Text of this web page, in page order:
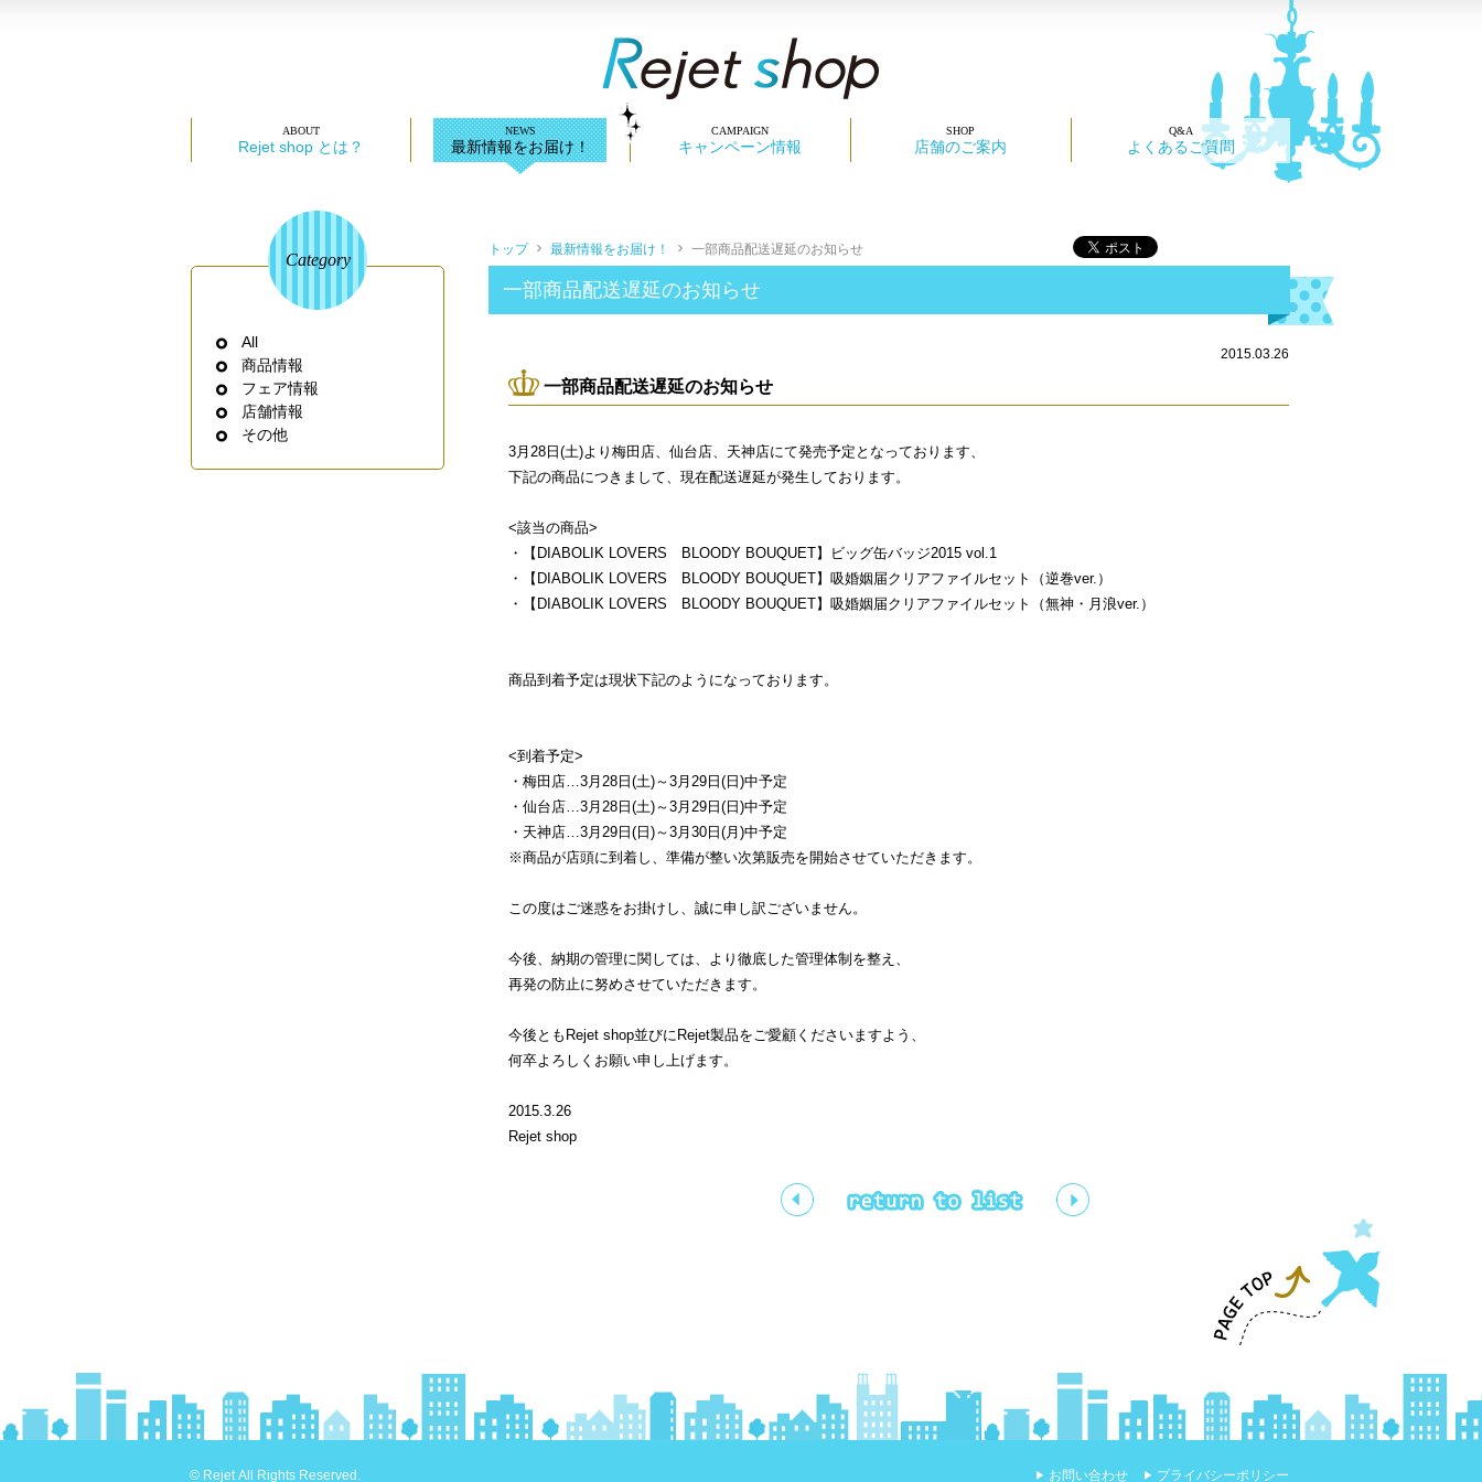
Rejet shop とは？ 最新情報をお届け！ キャンペーン情報 店舗のご案内 よくあるご質問
Category
All
商品情報
フェア情報
店舗情報
その他
トップ 最新情報をお届け！ 一部商品配送遅延のお知らせ
一部商品配送遅延のお知らせ
2015.03.26
一部商品配送遅延のお知らせ
3月28日(土)より梅田店、仙台店、天神店にて発売予定となっております、
下記の商品につきまして、現在配送遅延が発生しております。
<該当の商品>
・【DIABOLIK LOVERS BLOODY BOUQUET】ビッグ缶バッジ2015 vol.1
・【DIABOLIK LOVERS BLOODY BOUQUET】吸婚姻届クリアファイルセット（逆巻ver.）
・【DIABOLIK LOVERS BLOODY BOUQUET】吸婚姻届クリアファイルセット（無神・月浪ver.）
商品到着予定は現状下記のようになっております。
<到着予定>
・梅田店…3月28日(土)～3月29日(日)中予定
・仙台店…3月28日(土)～3月29日(日)中予定
・天神店…3月29日(日)～3月30日(月)中予定
※商品が店頭に到着し、準備が整い次第販売を開始させていただきます。
この度はご迷惑をお掛けし、誠に申し訳ございません。
今後、納期の管理に関しては、より徹底した管理体制を整え、
再発の防止に努めさせていただきます。
今後ともRejet shop並びにRejet製品をご愛顧くださいますよう、
何卒よろしくお願い申し上げます。
2015.3.26
Rejet shop
お問い合わせ プライバシーポリシー
© Rejet All Rights Reserved.